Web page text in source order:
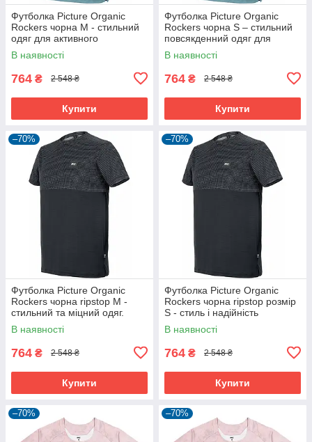
Футболка Picture Organic
Rockers чорна M - стильний
одяг для активного
відпочинку
В наявності
764 ₴ 2 548 ₴
Купити
Футболка Picture Organic
Rockers чорна S – стильний
повсякденний одяг для
активного відпочинку
В наявності
764 ₴ 2 548 ₴
Купити
–70%
Футболка Picture Organic
Rockers чорна ripstop M -
стильний та міцний одяг.
В наявності
764 ₴ 2 548 ₴
Купити
–70%
Футболка Picture Organic
Rockers чорна ripstop розмір
S - стиль і надійність
В наявності
764 ₴ 2 548 ₴
Купити
–70% –70%